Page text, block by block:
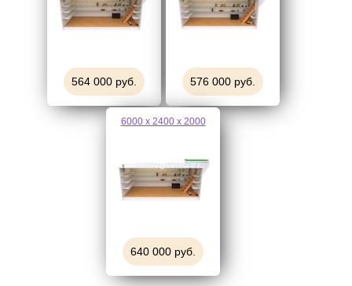
564 000 руб. 576 000 руб.
6000 х 2400 х 2000
640 000 руб.